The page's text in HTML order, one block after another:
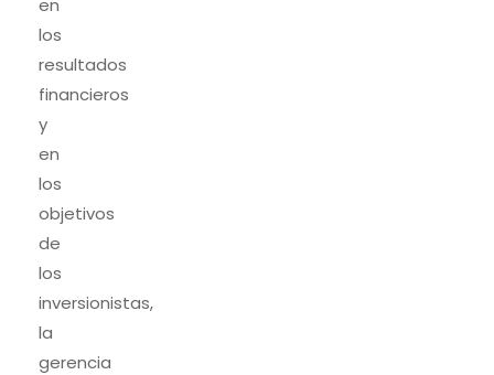
en
los
resultados
financieros
y
en
los
objetivos
de
los
inversionistas,
la
gerencia